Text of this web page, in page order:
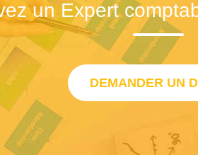
un Expert
DEMANDER UN